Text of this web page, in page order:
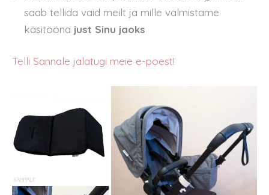
saab tellida vaid meilt ja mille valmistame
käsitööna just Sinu jaoks
Telli Sannale jalatugi meie e-poest!